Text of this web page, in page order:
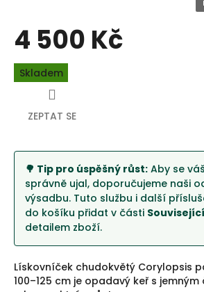
4 500 Kč
Měrná
cena:
Skladem
🌳 Tip pro úspěšný růst: Aby se
správně ujal, doporučujeme naši
výsadbu. Tuto službu i další
do košíku přidat v části
detailem zboží.
Lískovníček chudokvětý Corylopsis
100–125 cm je opadavý keř s
ZEPTAT SE